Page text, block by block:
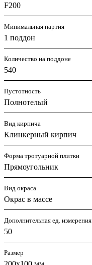
F200
Минимальная партия
1 поддон
Количество на поддоне
540
Пустотность
Полнотелый
Вид кирпича
Клинкерный кирпич
Форма тротуарной плитки
Прямоугольник
Вид окраса
Окрас в массе
Дополнительная ед. измерения
50
Размер